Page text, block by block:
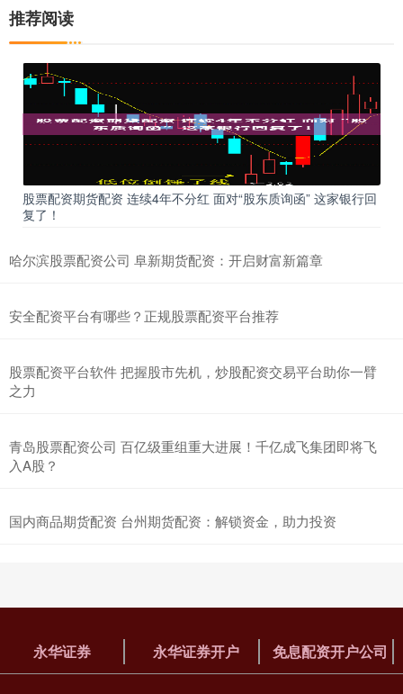
推荐阅读
股票配资期货配资 连续4年不分红 面对“股东质询函” 这家银行回
复了！
哈尔滨股票配资公司 阜新期货配资：开启财富新篇章
安全配资平台有哪些？正规股票配资平台推荐
股票配资平台软件 把握股市先机，炒股配资交易平台助你一臂
之力
青岛股票配资公司 百亿级重组重大进展！千亿成飞集团即将飞
入A股？
国内商品期货配资 台州期货配资：解锁资金，助力投资
永华证券 永华证券开户 免息配资开户公司